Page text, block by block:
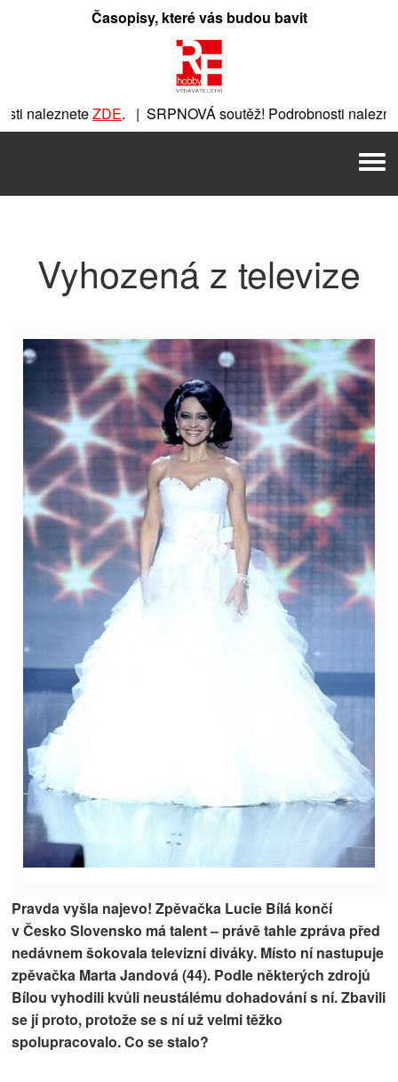
Časopisy, které vás budou bavit
nalezneteZDE. | SRPNOVÁ soutěž! Podrobnosti
. |
Vyhozená z televize
Pravda vyšla najevo! Zpěvačka Lucie Bílá končí
v Česko Slovensko má talent – právě tahle zpráva před
nedávnem šokovala televizní diváky. Místo ní nastupuje
zpěvačka Marta Jandová (44). Podle některých zdrojů
Bílou vyhodili kvůli neustálému dohadování s ní. Zbavili
se jí proto, protože se s ní už velmi těžko
spolupracovalo. Co se stalo?